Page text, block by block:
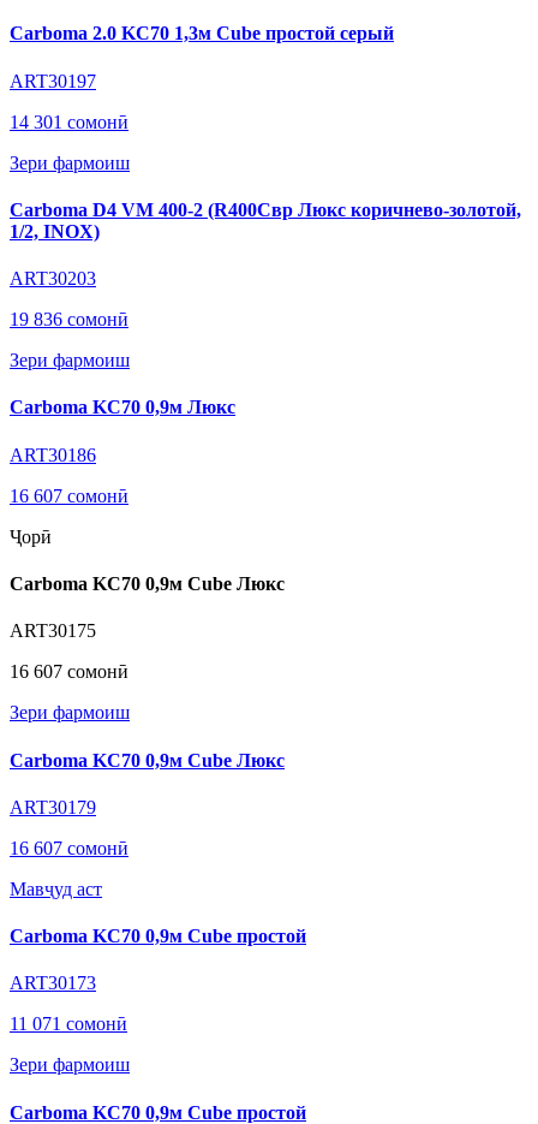
Carboma 2.0 KC70 1,3м Cube простой серый
ART30197
14 301 сомонӣ
Зери фармоиш
Carboma D4 VM 400-2 (R400Cвр Люкс коричнево-золотой,
1/2, INOX)
ART30203
19 836 сомонӣ
Зери фармоиш
Carboma KC70 0,9м Люкс
ART30186
16 607 сомонӣ
Ҷорӣ
Carboma KC70 0,9м Cube Люкс
ART30175
16 607 сомонӣ
Зери фармоиш
Carboma KC70 0,9м Cube Люкс
ART30179
16 607 сомонӣ
Мавҷуд аст
Carboma KC70 0,9м Cube простой
ART30173
11 071 сомонӣ
Зери фармоиш
Carboma KC70 0,9м Cube простой